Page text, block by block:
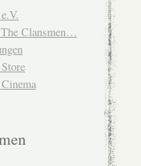
Clansmen…